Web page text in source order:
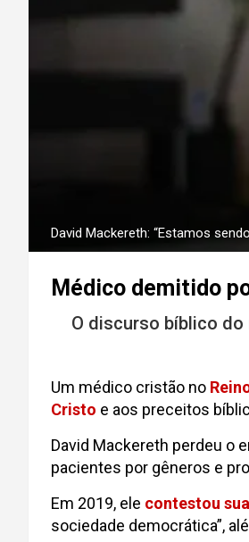
David Mackereth: “Estamos
Médico demitido
O discurso bíblico
Um médico cristão no
Cristo e aos preceitos
David Mackereth perdeu o
pacientes por gêneros e
Em 2019, ele contestou
sociedade democrática”,